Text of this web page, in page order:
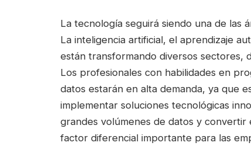
La tecnología seguirá siendo una de las
La inteligencia artificial, el aprendizaje
están transformando diversos sectores,
Los profesionales con habilidades en
datos estarán en alta demanda, ya que
implementar soluciones tecnológicas
grandes volúmenes de datos y convertir
factor diferencial importante para las